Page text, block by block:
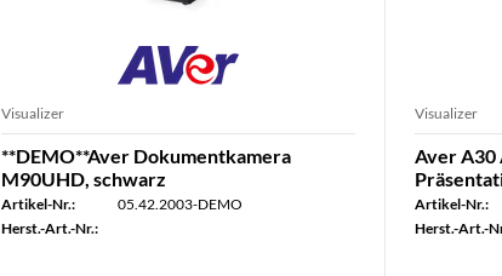
Visualizer
**DEMO**Aver Dokumentkamera
M90UHD, schwarz
Artikel-Nr.:
05.42.2003-DEMO
Herst.-Art.-Nr.:
Visualizer
Aver A30
Artikel-Nr.:
Herst.-Art.-